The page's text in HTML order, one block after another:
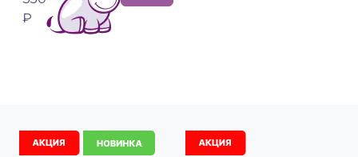
₽